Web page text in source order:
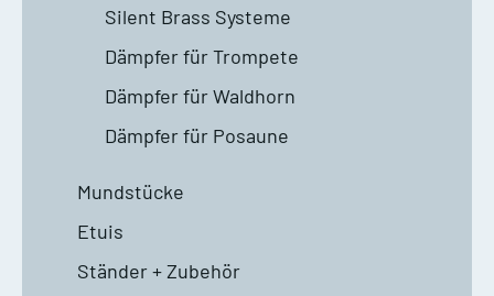
Silent Brass Systeme
Dämpfer für Trompete
Dämpfer für Waldhorn
Dämpfer für Posaune
Mundstücke
Etuis
Ständer + Zubehör